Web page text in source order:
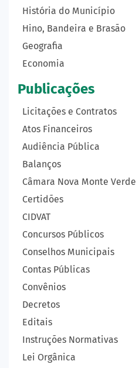
História do Município
Hino, Bandeira e Brasão
Geografia
Economia
Publicações
Licitações e Contratos
Atos Financeiros
Audiência Pública
Balanços
Câmara Nova Monte Verde
Certidões
CIDVAT
Concursos Públicos
Conselhos Municipais
Contas Públicas
Convênios
Decretos
Editais
Instruções Normativas
Lei Orgânica